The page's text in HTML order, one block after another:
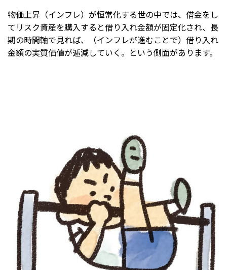
物価上昇（インフレ）が恒常化する世の中では、借金をし
てリスク資産を購入すると借り入れ金額が固定化され、長
期の時間軸で見れば、（インフレが進むことで）借り入れ
金額の実質価値が逓減していく。という側面があります。